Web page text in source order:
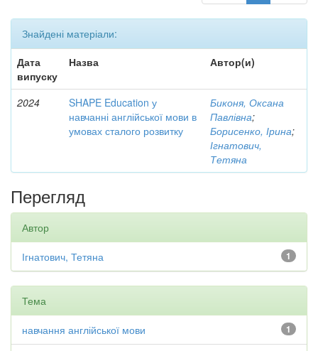
Знайдені матеріали:
Дата
випуску
Назва Автор(и)
2024
SHAPE Education у
навчанні англійської мови в
умовах сталого розвитку
Биконя, Оксана
Павлівна;
Борисенко, Ірина;
Ігнатович,
Тетяна
Перегляд
Автор
1
Ігнатович, Тетяна
Тема
1
навчання англійської мови